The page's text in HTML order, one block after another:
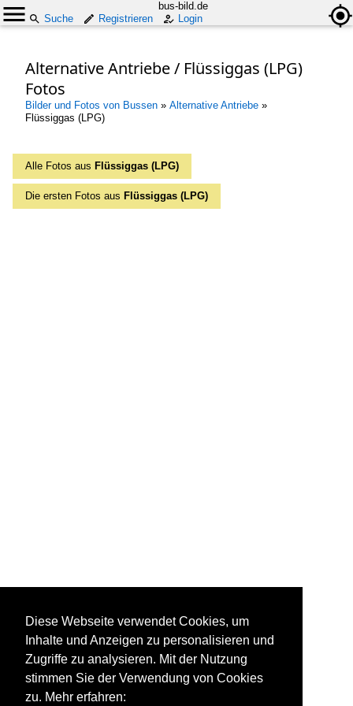
bus-bild.de
Suche
Registrieren Login
Alternative Antriebe / Flüssiggas (LPG)
Fotos
Bilder und Fotos von Bussen » Alternative Antriebe »
Flüssiggas (LPG)
Alle Fotos aus Flüssiggas (LPG)
Die ersten Fotos aus Flüssiggas (LPG)
Generation (Lion's City
LPG mit
Flüssiggasmotor)
Diese Webseite verwendet Cookies, um
Inhalte und Anzeigen zu personalisieren und
Zugriffe zu analysieren. Mit der Nutzung
stimmen Sie der Verwendung von Cookies
zu. Mehr erfahren: